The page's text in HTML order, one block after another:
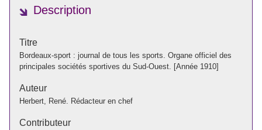
Description
Titre
Bordeaux-sport : journal de tous les sports. Organe officiel des
principales sociétés sportives du Sud-Ouest. [Année 1910]
Auteur
Herbert, René. Rédacteur en chef
Contributeur